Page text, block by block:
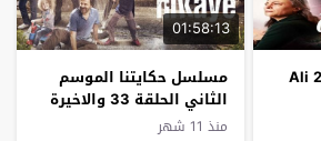
01:58:13
مسلسل حكايتنا الموسم
الثاني الحلقة 33 والاخيرة
منذ 11 شهر